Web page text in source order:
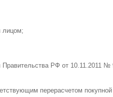
лицом;
Правительства РФ от 10.11.2011
перерасчетом